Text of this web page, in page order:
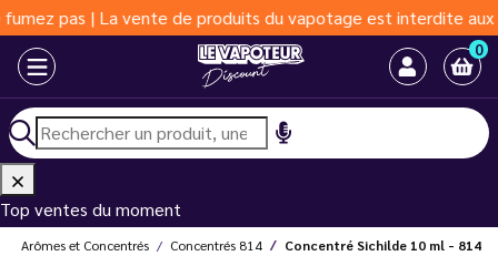
pas | La vente de produits du vapotage est interdite aux
0
Top ventes du moment
Arômes et Concentrés Concentrés 814 Concentré Sichilde 10 ml - 814